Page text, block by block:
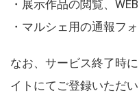
・展示作品の閲覧、
・マルシェ用の通報フ
なお、サービス終了時
イトにてご登録いただ